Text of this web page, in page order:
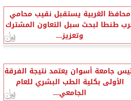
محافظ الغربية يستقبل نقيب محامي
طنطا لبحث سبل التعاون المشترك
وتعزيز...
جامعة أسوان يعتمد نتيجة الفرقة
الأولى بكلية الطب البشري للعام
الجامعي...